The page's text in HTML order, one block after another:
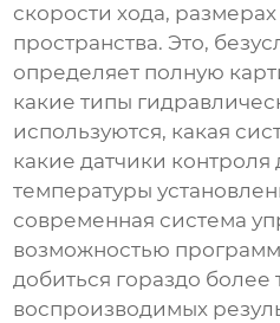
скорости хода,
пространства. Это,
определяет полную
какие типы
используются, какая
какие датчики контроля
температуры
современная система
возможностью
добиться гораздо более
воспроизводимых